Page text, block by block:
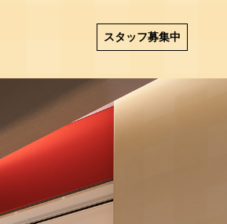
スタッフ募集中